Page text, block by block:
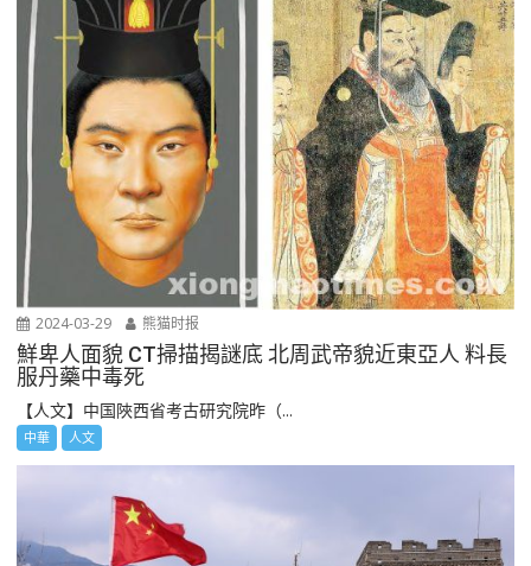
2024-03-29 熊猫时报
鮮卑人面貌 CT掃描揭謎底 北周武帝貌近東亞人 料長
服丹藥中毒死
【人文】中国陜西省考古研究院昨（...
中華 人文